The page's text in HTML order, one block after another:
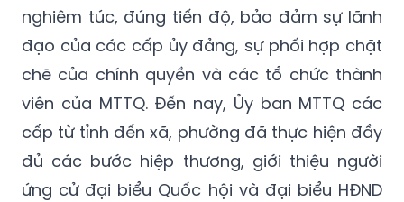
nghiêm túc, đúng tiến độ, bảo đảm sự lãnh
đạo của các cấp ủy đảng, sự phối hợp chặt
chẽ của chính quyền và các tổ chức thành
viên của MTTQ. Đến nay, Ủy ban MTTQ các
cấp từ tỉnh đến xã, phường đã thực hiện đầy
đủ các bước hiệp thương, giới thiệu người
ứng cử đại biểu Quốc hội và đại biểu HĐND